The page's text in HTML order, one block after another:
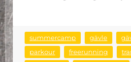
summercamp gävle
parkour
freerunning